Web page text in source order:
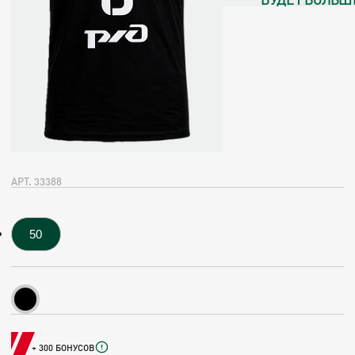
АРТ. 33388
50
+ 300 БОНУСОВ